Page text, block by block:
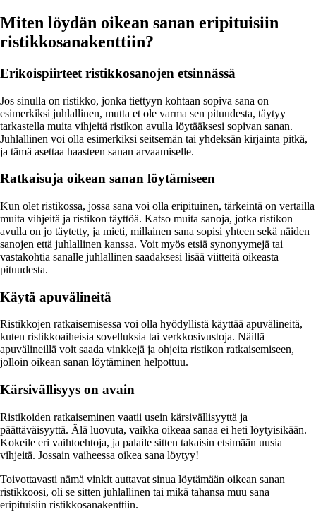
Miten löydän oikean sanan eripituisiin
ristikkosanakenttiin?
Erikoispiirteet ristikkosanojen etsinnässä
Jos sinulla on ristikko, jonka tiettyyn kohtaan sopiva sana on
esimerkiksi juhlallinen, mutta et ole varma sen pituudesta, täytyy
tarkastella muita vihjeitä ristikon avulla löytääksesi sopivan sanan.
Juhlallinen voi olla esimerkiksi seitsemän tai yhdeksän kirjainta pitkä,
ja tämä asettaa haasteen sanan arvaamiselle.
Ratkaisuja oikean sanan löytämiseen
Kun olet ristikossa, jossa sana voi olla eripituinen, tärkeintä on vertailla
muita vihjeitä ja ristikon täyttöä. Katso muita sanoja, jotka ristikon
avulla on jo täytetty, ja mieti, millainen sana sopisi yhteen sekä näiden
sanojen että juhlallinen kanssa. Voit myös etsiä synonyymejä tai
vastakohtia sanalle juhlallinen saadaksesi lisää viitteitä oikeasta
pituudesta.
Käytä apuvälineitä
Ristikkojen ratkaisemisessa voi olla hyödyllistä käyttää apuvälineitä,
kuten ristikkoaiheisia sovelluksia tai verkkosivustoja. Näillä
apuvälineillä voit saada vinkkejä ja ohjeita ristikon ratkaisemiseen,
jolloin oikean sanan löytäminen helpottuu.
Kärsivällisyys on avain
Ristikoiden ratkaiseminen vaatii usein kärsivällisyyttä ja
päättäväisyyttä. Älä luovuta, vaikka oikeaa sanaa ei heti löytyisikään.
Kokeile eri vaihtoehtoja, ja palaile sitten takaisin etsimään uusia
vihjeitä. Jossain vaiheessa oikea sana löytyy!
Toivottavasti nämä vinkit auttavat sinua löytämään oikean sanan
ristikkoosi, oli se sitten juhlallinen tai mikä tahansa muu sana
eripituisiin ristikkosanakenttiin.